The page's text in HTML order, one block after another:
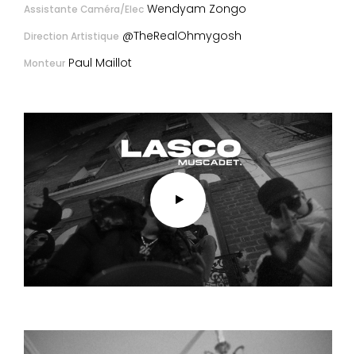
Assistante Caméra/Elec Wendyam Zongo
Direction Artistique @TheRealOhmygosh
Monteur Paul Maillot